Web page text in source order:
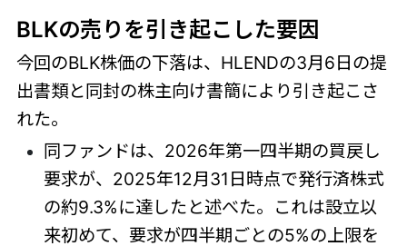
BLKの売りを引き起こした要因
今回のBLK株価の下落は、HLENDの3月6日の提
出書類と同封の株主向け書簡により引き起こさ
れた。
同ファンドは、2026年第一四半期の買戻し
要求が、2025年12月31日時点で発行済株式
の約9.3%に達したと述べた。これは設立以
来初めて、要求が四半期ごとの5%の上限を